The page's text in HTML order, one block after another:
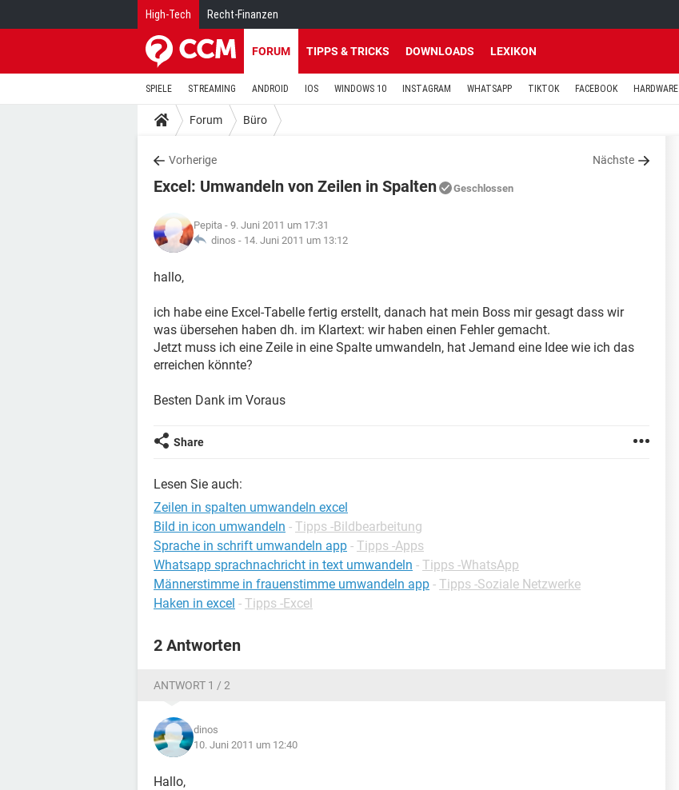
High-Tech Recht-Finanzen
FORUM TIPPS & TRICKS DOWNLOADS LEXIKON
SPIELE STREAMING ANDROID IOS WINDOWS 10 INSTAGRAM WHATSAPP TIKTOK FACEBOOK HARDWARE
Forum Büro
Vorherige Nächste
Excel: Umwandeln von Zeilen in Spalten Geschlossen
Pepita - 9. Juni 2011 um 17:31
dinos - 14. Juni 2011 um 13:12
hallo,
ich habe eine Excel-Tabelle fertig erstellt, danach hat mein Boss mir gesagt dass wir
was übersehen haben dh. im Klartext: wir haben einen Fehler gemacht.
Jetzt muss ich eine Zeile in eine Spalte umwandeln, hat Jemand eine Idee wie ich das
erreichen könnte?
Besten Dank im Voraus
Share
Lesen Sie auch:
Zeilen in spalten umwandeln excel
Bild in icon umwandeln - Tipps -Bildbearbeitung
Sprache in schrift umwandeln app - Tipps -Apps
Whatsapp sprachnachricht in text umwandeln - Tipps -WhatsApp
Männerstimme in frauenstimme umwandeln app - Tipps -Soziale Netzwerke
Haken in excel - Tipps -Excel
2 Antworten
ANTWORT 1 / 2
dinos
10. Juni 2011 um 12:40
Hallo,